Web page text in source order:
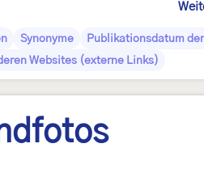
Synonyme
Publikationsdatum
Websites (externe Links)